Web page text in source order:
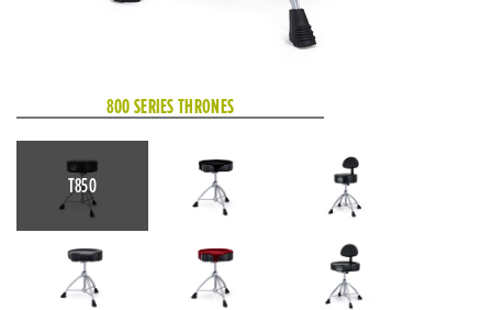
800 SERIES THRONES
T850